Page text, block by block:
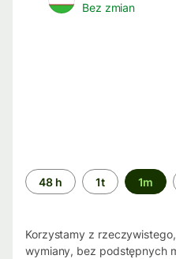
Bez zmian
Przedział
czasu
48 h 1t 1m
Korzystamy z
wymiany, bez podstępnych